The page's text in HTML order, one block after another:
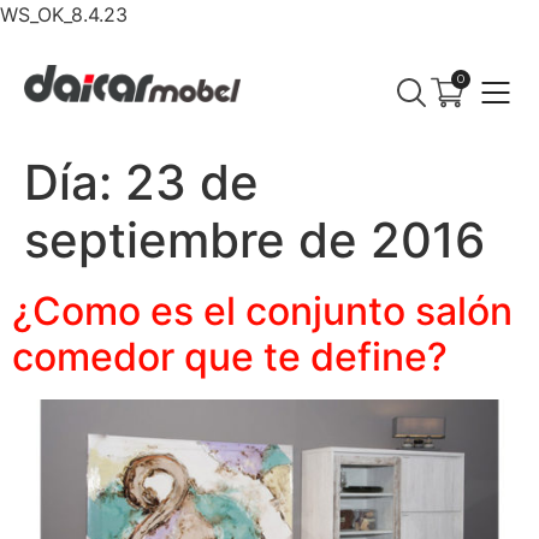
WS_OK_8.4.23
0
Día: 23 de
septiembre de 2016
¿Como es el conjunto salón
comedor que te define?